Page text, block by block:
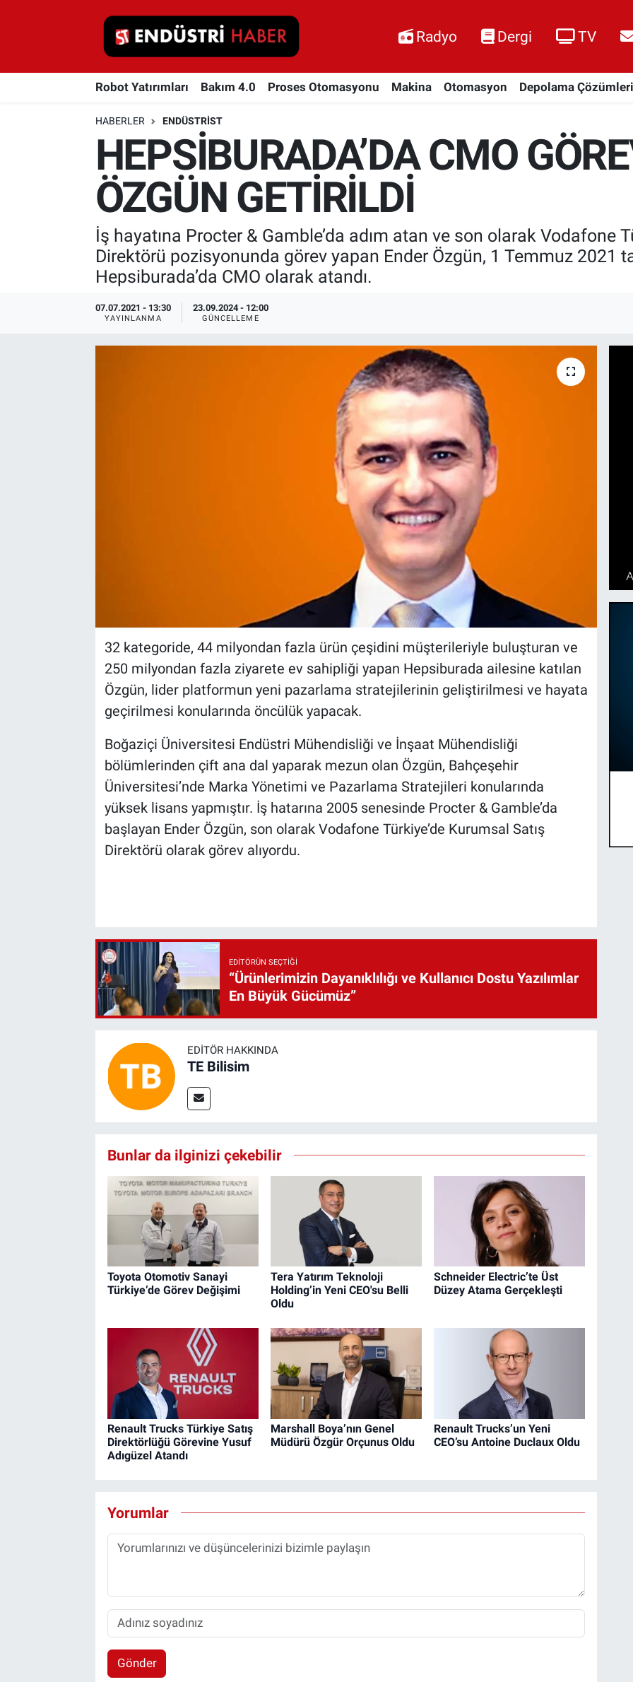
Radyo Dergi TV
Robot Yatırımları Bakım 4.0 Proses Otomasyonu Makina Otomasyon Depolama Çözümleri
HABERLER ENDÜSTRIST
HEPSİBURADA’DA CMO
ÖZGÜN GETİRİLDİ
İş hayatına Procter & Gamble’da adım atan ve son olarak Vodafone
Direktörü pozisyonunda görev yapan Ender Özgün, 1 Temmuz 2021
Hepsiburada’da CMO olarak atandı.
07.07.2021 - 13:30
YAYINLANMA
23.09.2024 - 12:00
GÜNCELLEME
32 kategoride, 44 milyondan fazla ürün çeşidini müşterileriyle buluşturan ve
250 milyondan fazla ziyarete ev sahipliği yapan Hepsiburada ailesine katılan
Özgün, lider platformun yeni pazarlama stratejilerinin geliştirilmesi ve hayata
geçirilmesi konularında öncülük yapacak.
Boğaziçi Üniversitesi Endüstri Mühendisliği ve İnşaat Mühendisliği
bölümlerinden çift ana dal yaparak mezun olan Özgün, Bahçeşehir
Üniversitesi’nde Marka Yönetimi ve Pazarlama Stratejileri konularında
yüksek lisans yapmıştır. İş hatarına 2005 senesinde Procter & Gamble’da
başlayan Ender Özgün, son olarak Vodafone Türkiye’de Kurumsal Satış
Direktörü olarak görev alıyordu.
EDITÖRÜN SEÇTIĞI
“Ürünlerimizin Dayanıklılığı ve Kullanıcı Dostu Yazılımlar
En Büyük Gücümüz”
EDITÖR HAKKINDA
TE Bilisim
Bunlar da ilginizi çekebilir
Toyota Otomotiv Sanayi
Türkiye’de Görev Değişimi
Tera Yatırım Teknoloji
Holding’in Yeni CEO'su Belli
Oldu
Schneider Electric’te Üst
Düzey Atama Gerçekleşti
Renault Trucks Türkiye Satış
Direktörlüğü Görevine Yusuf
Adıgüzel Atandı
Marshall Boya’nın Genel
Müdürü Özgür Orçunus Oldu
Renault Trucks’un Yeni
CEO’su Antoine Duclaux Oldu
Yorumlar
Gönder
Robot Yatırımları
Proses Otomasyonu
Otomasyon
Depolama Çözümleri
İnşaat ve Malzeme
HaberOrtak
EndüstriST